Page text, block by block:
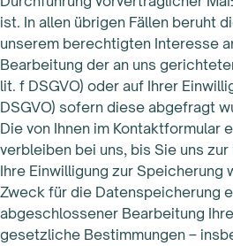
ist. In allen übrigen Fällen beruht
unserem berechtigten Interesse
Bearbeitung der an uns
lit. f DSGVO) oder auf Ihrer
DSGVO) sofern diese abgefragt
Die von Ihnen im Kontaktformular
verbleiben bei uns, bis Sie uns
Ihre Einwilligung zur Speicherung
Zweck für die Datenspeicherung
abgeschlossener Bearbeitung
gesetzliche Bestimmungen –